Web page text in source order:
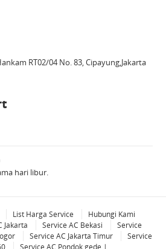
RT02/04 No. 83, Cipayung,Jakarta
hari libur.
List Harga Service
Hubungi Kami
Jakarta Service AC Bekasi
Service
Service AC Jakarta Timur
Service
Service AC Pondok gede |